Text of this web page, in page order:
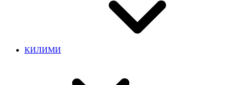
КИЛИМИ